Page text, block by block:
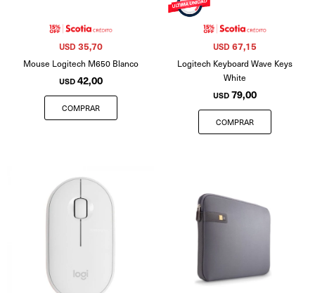
Mouse Logitech M650 Blanco
USD 42,00
USD 35,70
Logitech Keyboard Wave Keys
White
USD 79,00
USD 67,15